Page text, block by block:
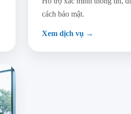
cách bảo mật.
Xem dịch vụ →